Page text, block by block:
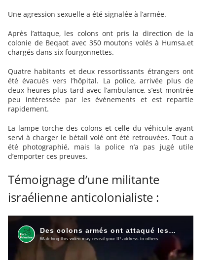
Une agression sexuelle a été signalée à l’armée.
Après l’attaque, les colons ont pris la direction de la
colonie de Beqaot avec 350 moutons volés à Humsa.et
chargés dans six fourgonnettes.
Quatre habitants et deux ressortissants étrangers ont
été évacués vers l’hôpital. La police, arrivée plus de
deux heures plus tard avec l’ambulance, s’est montrée
peu intéressée par les événements et est repartie
rapidement.
La lampe torche des colons et celle du véhicule ayant
servi à charger le bétail volé ont été retrouvées. Tout a
été photographié, mais la police n’a pas jugé utile
d’emporter ces preuves.
Témoignage d’une militante
israélienne anticolonialiste :